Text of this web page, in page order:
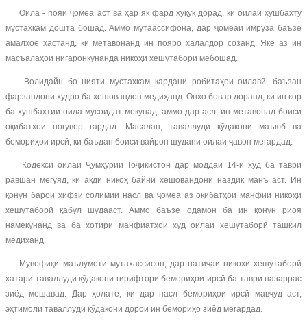
Оила - пояи ҷомеа аст ва ҳар як фард ҳуқуқ дорад, ки оилаи хушбахту
мустаҳкам дошта бошад. Аммо мутаассифона, дар ҷомеаи имрӯза баъзе
амалҳое ҳастанд, ки метавонанд ин пояро халалдор созанд. Яке аз ин
масъалаҳои нигаронкунанда никоҳи хешутаборӣ мебошад.
Волидайн бо нияти мустаҳкам кардани робитаҳои оилавӣ, баъзан
фарзандони худро ба хешовандон медиҳанд. Онҳо бовар доранд, ки ин кор
ба хушбахтии оила мусоидат мекунад, аммо дар асл, ин метавонад боиси
оқибатҳои ногувор гардад. Масалан, таваллуди кӯдакони маъюб ва
бемориҳои ирсӣ, ки баъдан боиси вайрон шудани оилаи ҷавон мегардад.
Кодекси оилаи Ҷумҳурии Тоҷикистон дар моддаи 14-и худ ба таври
равшан мегӯяд, ки ақди никоҳ байни хешовандони наздик манъ аст. Ин
қонун барои ҳифзи солимии насл ва ҷомеа аз оқибатҳои манфии никоҳи
хешутаборӣ қабул шудааст. Аммо баъзе одамон ба ин қонун риоя
намекунанд ва ба хотири манфиатҳои худ оилаи хешутаборӣ ташкил
медиҳанд.
Мувофиқи маълумоти мутахассисон, дар натиҷаи никоҳи хешутаборӣ
хатари таваллуди кӯдакони гирифтори бемориҳои ирсӣ ба таври назаррас
зиёд мешавад. Дар ҳолате, ки дар насл бемориҳои ирсӣ мавҷуд аст,
эҳтимоли таваллуди кӯдакони дорои ин бемориҳо зиёд мегардад.